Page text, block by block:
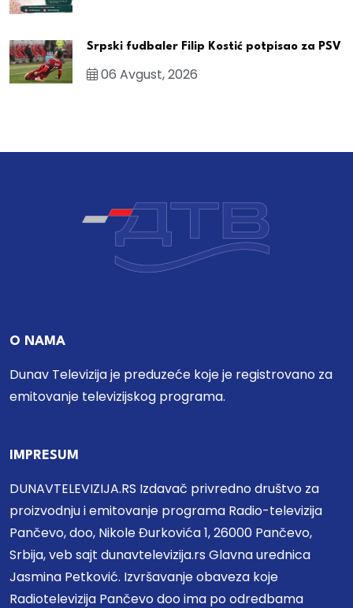
Srpski fudbaler Filip Kostić potpisao za PSV
06 Avgust, 2026
O NAMA
Dunav Televizija je preduzeće koje je registrovano za
emitovanje televizijskog programa.
IMPRESUM
DUNAVTELEVIZIJA.RS Izdavač privredno društvo za
proizvodnju i emitovanje programa Radio-televizija
Pančevo, doo, Nikole Đurkovića 1, 26000 Pančevo,
Srbija, veb sajt dunavtelevizija.rs Glavna urednica
Jasmina Petković. Izvršavanje obaveza koje
Radiotelevizija Pančevo doo ima po odredbama